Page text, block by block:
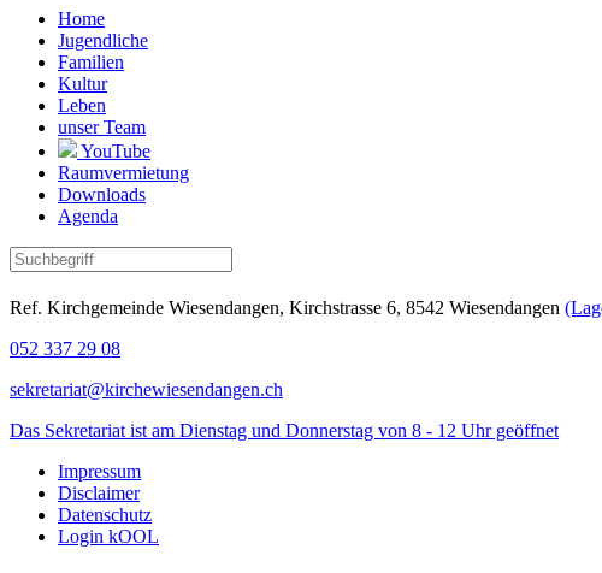
Home
Jugendliche
Familien
Kultur
Leben
unser Team
YouTube
Raumvermietung
Downloads
Agenda
Ref. Kirchgemeinde Wiesendangen, Kirchstrasse 6, 8542 Wiesendangen
052 337 29 08
sekretariat@kirchewiesendangen.ch
Das Sekretariat ist am Dienstag und Donnerstag von 8 - 12 Uhr geöffnet
Impressum
Disclaimer
Datenschutz
Login kOOL